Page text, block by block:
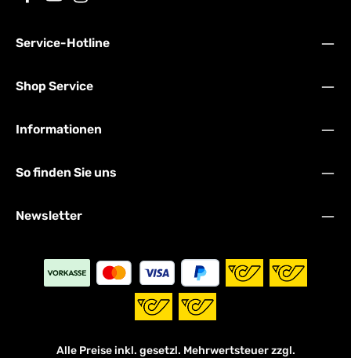
Service-Hotline
Shop Service
Informationen
So finden Sie uns
Newsletter
Alle Preise inkl. gesetzl. Mehrwertsteuer zzgl.